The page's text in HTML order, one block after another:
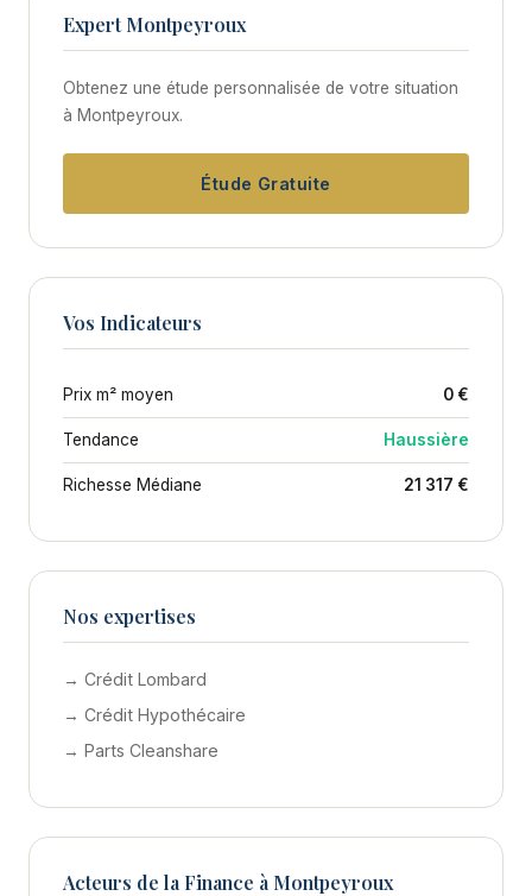
Expert Montpeyroux
Obtenez une étude personnalisée de votre situation
à Montpeyroux.
Étude Gratuite
Vos Indicateurs
Prix m² moyen 0 €
Tendance Haussière
Richesse Médiane 21 317 €
Nos expertises
→ Crédit Lombard
→ Crédit Hypothécaire
→ Parts Cleanshare
Acteurs de la Finance à Montpeyroux